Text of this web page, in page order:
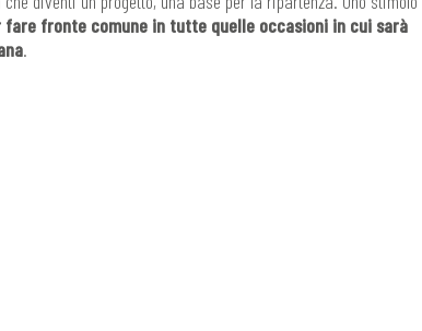
fronte comune in tutte quelle occasioni in cui sarà
.